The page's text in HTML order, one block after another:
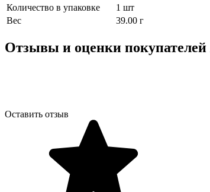
Количество в упаковке
1 шт
Вес
39.00 г
Отзывы и оценки покупателей
Оставить отзыв